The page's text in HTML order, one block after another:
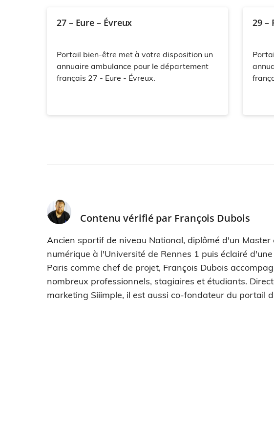
27 – Eure – Évreux
Portail bien-être met à votre disposition un
annuaire ambulance pour le département
français 27 - Eure - Évreux.
29 –
Contenu vérifié par François Dubois
Ancien sportif de niveau National, diplômé d'un
numérique à l'Université de Rennes 1 puis éclairé
Paris comme chef de projet, François Dubois
nombreux professionnels, stagiaires et étudiants.
marketing Siiimple, il est aussi co-fondateur du portail